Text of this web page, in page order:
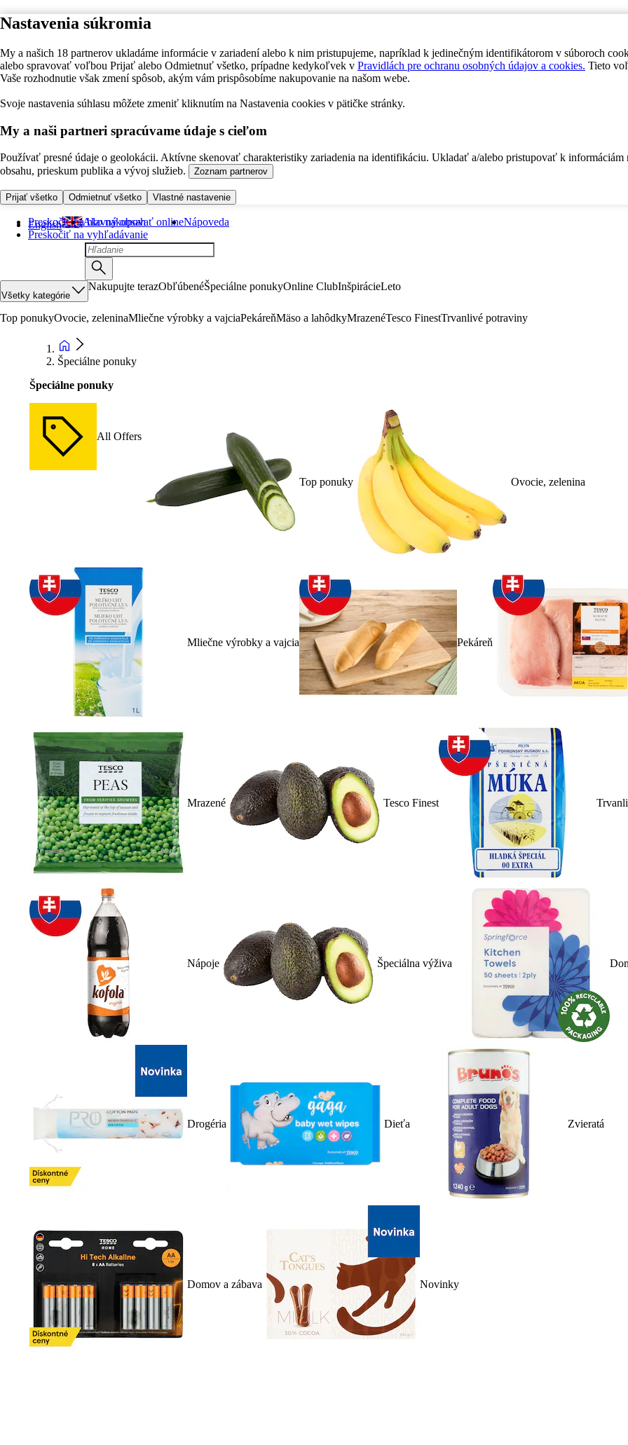
Nastavenia súkromia
My a našich 18 partnerov ukladáme informácie v zariadení alebo k nim pristupujeme, napríklad k jedinečným identifikátorom v súboroch
alebo spravovať voľbou Prijať alebo Odmietnuť všetko, prípadne kedykoľvek v Pravidlách pre ochranu osobných údajov a cookies. Tieto
Vaše rozhodnutie však zmení spôsob, akým vám prispôsobíme nakupovanie na našom webe.
Svoje nastavenia súhlasu môžete zmeniť kliknutím na Nastavenia cookies v pätičke stránky.
My a naši partneri spracúvame údaje s cieľom
Používať presné údaje o geolokácii. Aktívne skenovať charakteristiky zariadenia na identifikáciu. Ukladať a/alebo pristupovať k informáciám
obsahu, prieskum publika a vývoj služieb.
Zoznam partnerov
Prijať všetko Odmietnuť všetko Vlastné nastavenie
Preskočiť na hlavný obsah
Preskočiť na vyhľadávanie
English Ako nakupovať onlineNápoveda
Všetky kategórie
Nakupujte terazObľúbenéŠpeciálne ponukyOnline ClubInšpirácieLeto
Top ponukyOvocie, zeleninaMliečne výrobky a vajciaPekáreňMäso a lahôdkyMrazenéTesco FinestTrvanlivé potraviny
Špeciálne ponuky
Špeciálne ponuky
All Offers
Top ponuky Ovocie, zelenina
Mliečne výrobky a vajcia Pekáreň
Mrazené Tesco Finest
Nápoje Špeciálna výživa
Drogéria Dieťa Zvieratá
Domov a zábava Novinky